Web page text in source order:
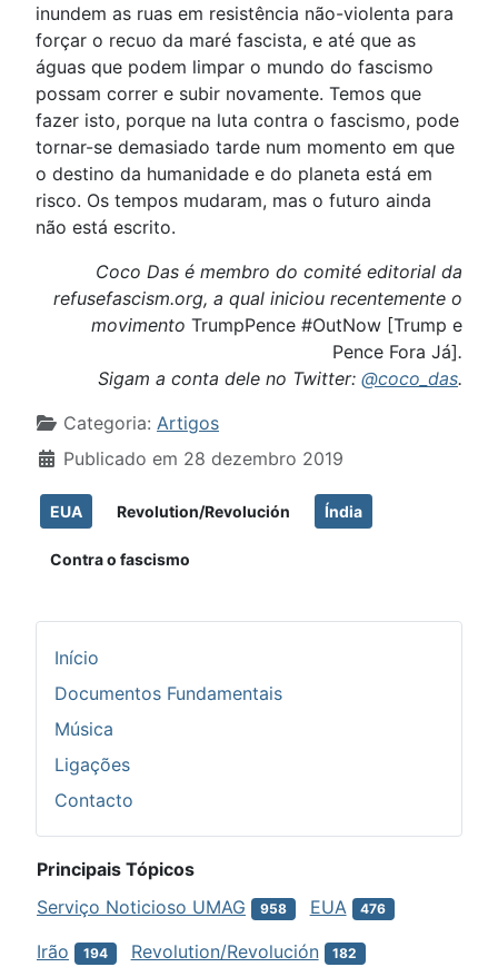
inundem as ruas em resistência não-violenta para
forçar o recuo da maré fascista, e até que as
águas que podem limpar o mundo do fascismo
possam correr e subir novamente. Temos que
fazer isto, porque na luta contra o fascismo, pode
tornar-se demasiado tarde num momento em que
o destino da humanidade e do planeta está em
risco. Os tempos mudaram, mas o futuro ainda
não está escrito.
Coco Das é membro do comité editorial da
refusefascism.org, a qual iniciou recentemente o
movimento TrumpPence #OutNow [Trump e
Pence Fora Já].
Sigam a conta dele no Twitter: @coco_das.
Detalhes
Categoria: Artigos
Publicado em 28 dezembro 2019
EUA Revolution/Revolución Índia
Contra o fascismo
Início
Documentos Fundamentais
Música
Ligações
Contacto
Principais Tópicos
Serviço Noticioso UMAG
958 EUA 476
Irão 194 Revolution/Revolución 182